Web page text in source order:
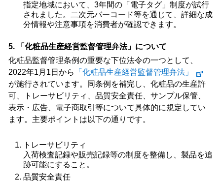
指定地域において、3年間の「電子タグ」制度が試行
されました。二次元バーコード等を通じて、詳細な成
分情報や注意事項を消費者が確認できます。
5. 「化粧品生産経営監督管理弁法」について
化粧品監督管理条例の重要な下位法令の一つとして、
2022年1月1日から
「化粧品生産経営監督管理弁法」
が施行されています。同条例を補完し、化粧品の生産許
可、トレーサビリティ、品質安全責任、サンプル保管、
表示・広告、電子商取引等について具体的に規定してい
ます。主要ポイントは以下の通りです。
トレーサビリティ
入荷検査記録や販売記録等の制度を整備し、製品を追
跡可能にすること。
品質安全責任